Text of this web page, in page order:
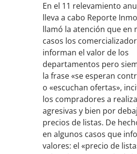
En el 11 relevamiento
lleva a cabo Reporte
llamó la atención que en
casos los
informan el valor de los
departamentos pero
la frase «se esperan
o «escuchan ofertas»,
los compradores a
agresivas y bien por
precios de listas. De
en algunos casos que
valores: el «precio de